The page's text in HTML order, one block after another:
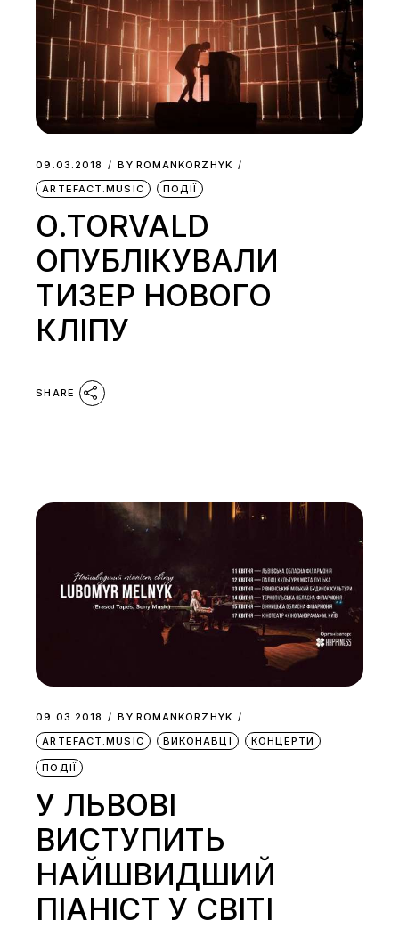
09.03.2018 BY ROMANKORZHYK
ARTEFACT.MUSIC
ПОДІЇ
O.TORVALD
ОПУБЛІКУВАЛИ
ТИЗЕР НОВОГО
КЛІПУ
SHARE
09.03.2018 BY ROMANKORZHYK
ARTEFACT.MUSIC
ВИКОНАВЦІ КОНЦЕРТИ
ПОДІЇ
У ЛЬВОВІ
ВИСТУПИТЬ
НАЙШВИДШИЙ
ПІАНІСТ У СВІТІ